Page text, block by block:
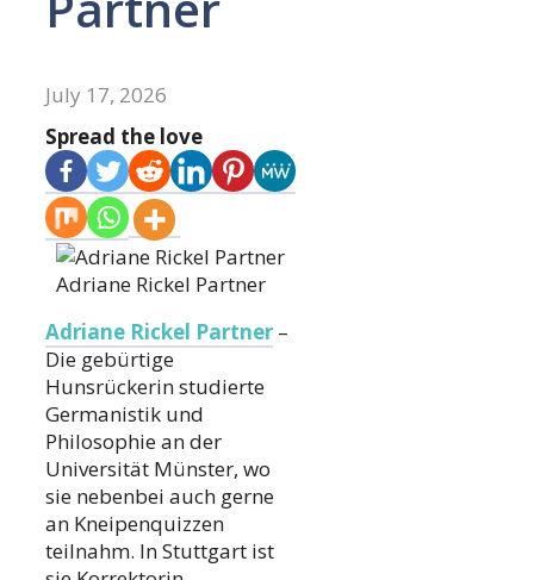
July 17, 2026
Spread the love
Adriane Rickel Partner
Adriane Rickel Partner –
Die gebürtige
Hunsrückerin studierte
Germanistik und
Philosophie an der
Universität Münster, wo
sie nebenbei auch gerne
an Kneipenquizzen
teilnahm. In Stuttgart ist